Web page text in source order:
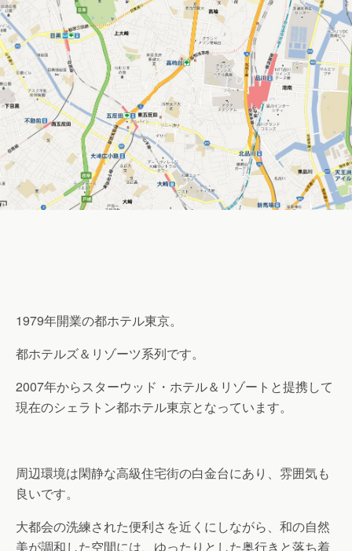
1979年開業の都ホテル東京。
都ホテルズ＆リゾーツ系列です。
2007年からスターウッド・ホテル＆リゾートと提携して
現在のシェラトン都ホテル東京となっています。
周辺環境は閑静な高級住宅街の白金台にあり、雰囲気も
良いです。
大都会の洗練された便利さを近くにしながら、和の自然
美が調和した空間には、ゆったりとした奥行きと落ち着